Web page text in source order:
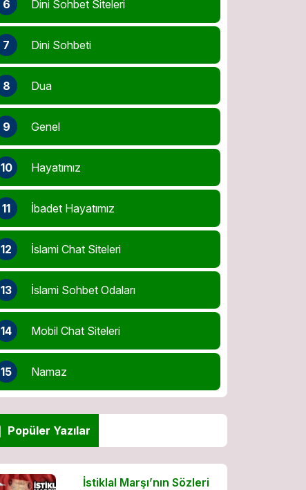
6 Dini Sohbet Siteleri
7 Dini Sohbeti
8 Dua
9 Genel
10 Hayatımız
11 İbadet Hayatımız
12 İslami Chat Siteleri
13 İslami Sohbet Odaları
14 Mobil Chat Siteleri
15 Namaz
Popüler Yazılar
İstiklal Marşı’nın Sözleri